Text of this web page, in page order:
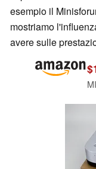
esempio il
mostriamo
avere sulle